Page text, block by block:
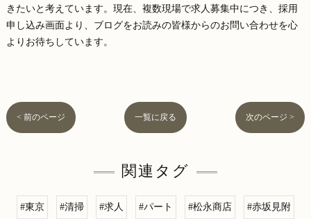
きたいと考えています。現在、複数現場で求人募集中につき、採用
申し込み画面より、ブログをお読みの皆様からのお問い合わせを心
よりお待ちしています。
< 前のページ 一覧に戻る 次のページ >
関連タグ
#東京 #清掃 #求人 #パート #松永商店 #赤坂見附